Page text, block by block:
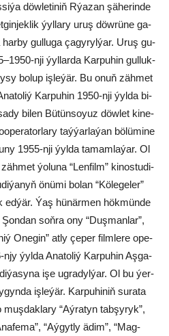
döw­le­ti­niň Rýa­zan şä­he­rin­de
ýyl­la­ry uruş döw­rü­ne ga­
harby gulluga ça­gy­ryl­ýar. Uruş gu­
nji ýyl­larda Kar­pu­hin gul­luk­
bo­lup işleýär. Bu onuň zähmet
Kar­pu­hin 1950-nji ýyl­da bi­
bi­len Bü­tün­soyuz döw­let ki­ne­
taý­ýar­la­ýan bö­lü­mi­ne
1955-nji ýyl­da ta­mam­la­ýar. Ol
ýo­lu­na “Len­film” ki­nos­tu­di­
önü­mi bo­lan “Kö­le­ge­ler”
ed­ýär. Ýaş hü­när­men hök­mün­de
soň­ra ony “Duş­man­lar”,
One­gin” at­ly çe­per film­le­re ope­
njy ýyl­da Ana­to­liý Kar­pu­hin Aş­ga­
işe ug­ra­dyl­ýar. Ol bu ýer­
iş­le­ýär. Kar­pu­hi­niň su­ra­ta
“Aý­ra­tyn tab­şy­ryk”,
“Aý­gyt­ly ädim”, “Mag­